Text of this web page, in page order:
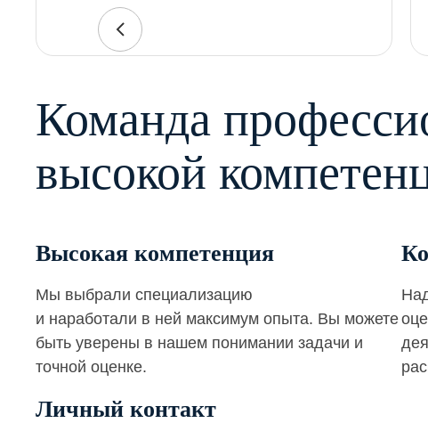
Команда
высокой
Высокая компетенция
Мы выбрали специализацию
и наработали в ней максимум опыта. Вы можете
быть уверены в нашем понимании задачи и
точной оценке.
Личный контакт